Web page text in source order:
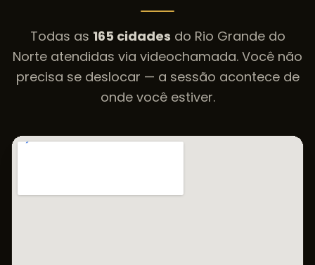
Todas as 165 cidades do Rio Grande do
Norte atendidas via videochamada. Você não
precisa se deslocar — a sessão acontece de
onde você estiver.